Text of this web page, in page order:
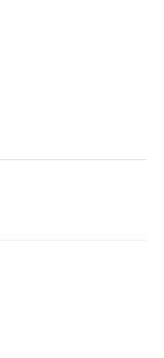
via X -
nieuwsbericht via
nieuwsbericht
dit